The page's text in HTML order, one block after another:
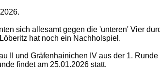
sich allesamt gegen die 'unteren' Vier
hat noch ein Nachholspiel.
II und Gräfenhainichen IV aus der 1.
findet am 25.01.2026 statt.